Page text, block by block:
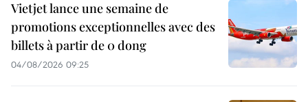
Vietjet lance une semaine de
promotions exceptionnelles avec des
billets à partir de 0 dong
04/08/2026 09:25